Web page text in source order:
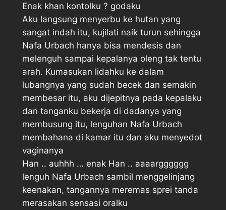
Enak khan kontolku ? godaku
Aku langsung menyerbu ke hutan yang
sangat indah itu, kujilati naik turun sehingga
Nafa Urbach hanya bisa mendesis dan
melenguh sampai kepalanya oleng tak tentu
arah. Kumasukan lidahku ke dalam
lubangnya yang sudah becek dan semakin
membesar itu, aku dijepitnya pada kepalaku
dan tanganku bekerja di dadanya yang
membusung itu, lenguhan Nafa Urbach
membahana di kamar itu dan aku menyedot
vaginanya
Han .. auhhh … enak Han .. aaaargggggg 
lenguh Nafa Urbach sambil menggelinjang
keenakan, tangannya meremas sprei tanda
merasakan sensasi oralku